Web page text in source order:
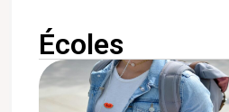
Écoles